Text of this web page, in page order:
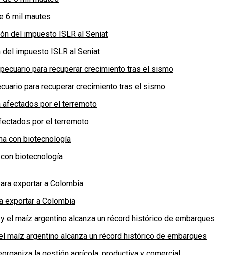
6 mil mautes
impuesto ISLR al Seniat
para recuperar crecimiento tras el sismo
por el terremoto
biotecnología
exportar a Colombia
maíz argentino alcanza un récord histórico de embarques